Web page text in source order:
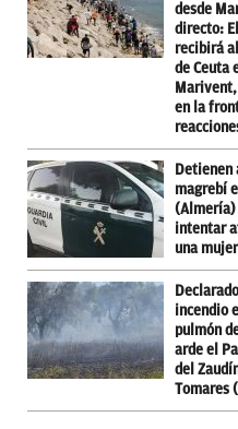
desde
directo:
recibirá
de Ceuta
en la
Detienen
magrebí
intentar
una mujer
incendio
pulmón
arde el
del
Tomares